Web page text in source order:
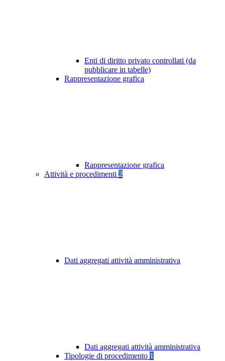
Enti di diritto privato controllati (da
pubblicare in tabelle)
Rappresentazione grafica
Rappresentazione grafica
Attività e procedimenti 2
Dati aggregati attività amministrativa
Dati aggregati attività amministrativa
Tipologie di procedimento 1